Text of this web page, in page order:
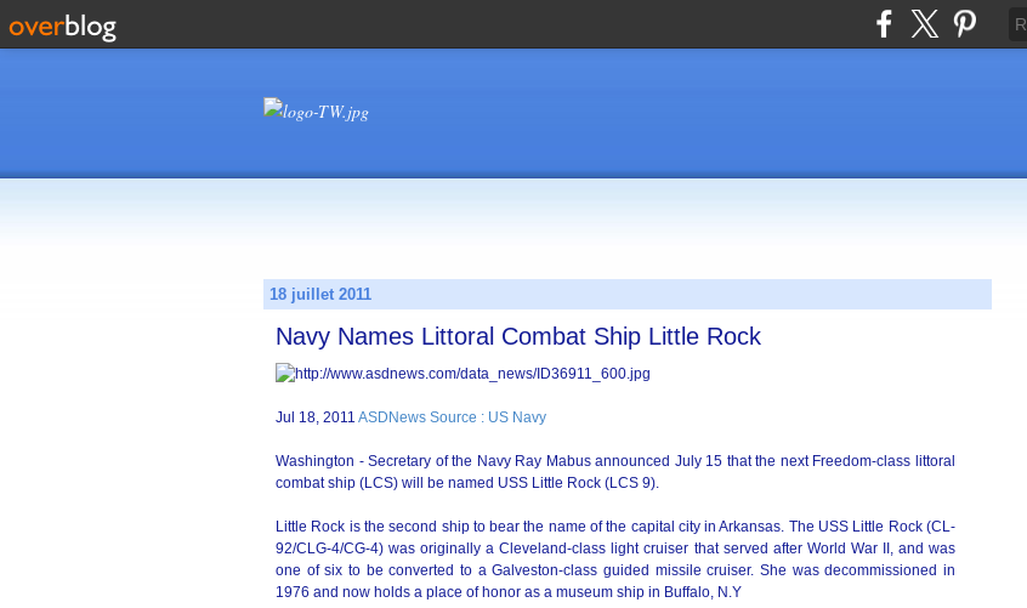
18 juillet 2011
Navy Names Littoral Combat Ship Little Rock
Jul 18, 2011 ASDNews Source : US Navy
Washington - Secretary of the Navy Ray Mabus announced July 15 that the next Freedom-class littoral
combat ship (LCS) will be named USS Little Rock (LCS 9).
Little Rock is the second ship to bear the name of the capital city in Arkansas. The USS Little Rock (CL-
92/CLG-4/CG-4) was originally a Cleveland-class light cruiser that served after World War II, and was
one of six to be converted to a Galveston-class guided missile cruiser. She was decommissioned in
1976 and now holds a place of honor as a museum ship in Buffalo, N.Y